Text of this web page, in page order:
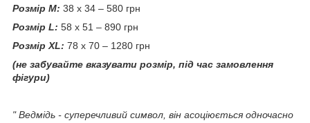
Розмір М: 38 х 34 – 580 грн
Розмір L: 58 х 51 – 890 грн
Розмір XL: 78 х 70 – 1280 грн
(не забувайте вказувати розмір, під час замовлення
фігури)
" Ведмідь - суперечливий символ, він асоціюється одночасно